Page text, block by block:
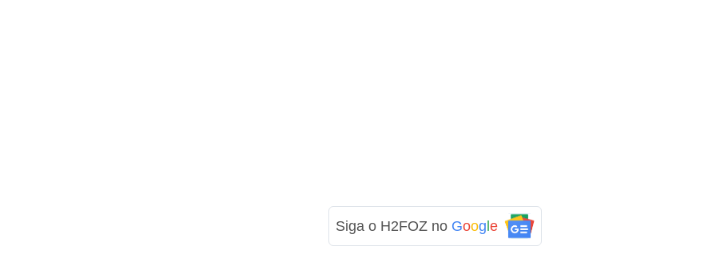
Siga o H2FOZ no Google